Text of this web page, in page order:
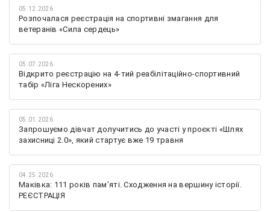
05.12.2026
Розпочалася реєстрація на спортивні змагання для
ветеранів «Сила сердець»
05.07.2026
Відкрито реєстрацію на 4-тий реабілітаційно-спортивний
табір «Ліга Нескорених»
05.01.2026
Запрошуємо дівчат долучитись до участі у проєкті «Шлях
захисниці 2.0», який стартує вже 19 травня
04.25.2026
Маківка: 111 років пам’яті. Сходження на вершину історії.
РЕЄСТРАЦІЯ